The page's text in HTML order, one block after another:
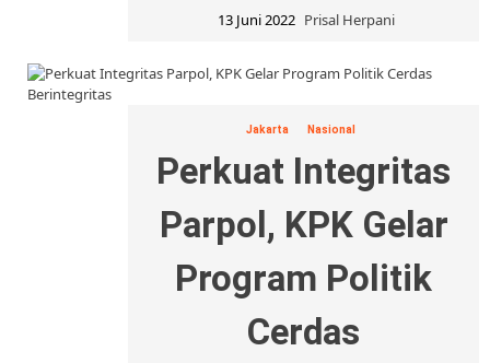
13 Juni 2022 Prisal Herpani
Jakarta Nasional
Perkuat Integritas
Parpol, KPK Gelar
Program Politik
Cerdas